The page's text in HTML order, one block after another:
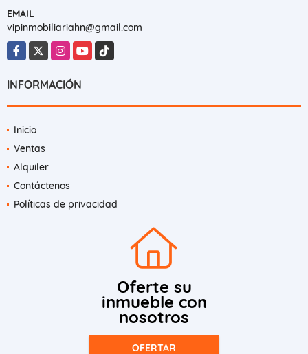
EMAIL
vipinmobiliariahn@gmail.com
Facebook
X InstagramYouTubeTikTok
INFORMACIÓN
Inicio
Ventas
Alquiler
Contáctenos
Políticas de privacidad
Oferte su
inmueble con
nosotros
OFERTAR